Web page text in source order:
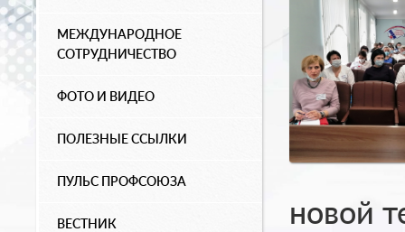
МЕЖДУНАРОДНОЕ
СОТРУДНИЧЕСТВО
ФОТО И ВИДЕО
ПОЛЕЗНЫЕ ССЫЛКИ
ПУЛЬС ПРОФСОЮЗА
ВЕСТНИК
новой